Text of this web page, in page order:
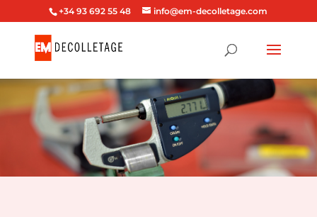
+34 93 692 55 48 info@em-decolletage.com